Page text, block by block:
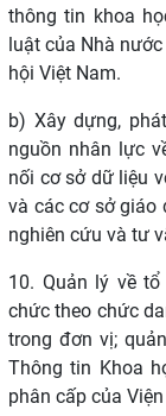
thông tin khoa
luật của Nhà
hội Việt Nam.
b) Xây dựng,
nguồn nhân lực
nối cơ sở dữ liệu
và các cơ sở giáo
nghiên cứu và tư
10. Quản lý về
chức theo chức
trong đơn vị;
Thông tin Khoa
phân cấp của